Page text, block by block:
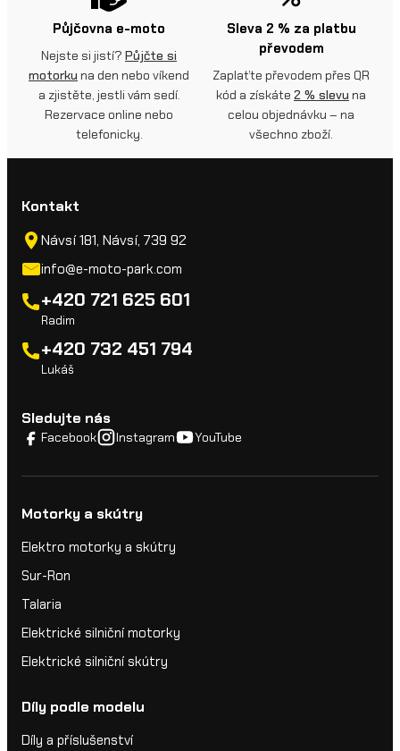
Půjčovna e-moto
Nejste si jistí? Půjčte si
motorku na den nebo víkend
a zjistěte, jestli vám sedí.
Rezervace online nebo
telefonicky.
Sleva 2 % za platbu
převodem
Zaplaťte převodem přes QR
kód a získáte 2 % slevu na
celou objednávku – na
všechno zboží.
Kontakt
Návsí 181, Návsí, 739 92
info@e-moto-park.com
+420 721 625 601
Radim
+420 732 451 794
Lukáš
Sledujte nás
Facebook Instagram YouTube
Motorky a skútry
Elektro motorky a skútry
Sur-Ron
Talaria
Elektrické silniční motorky
Elektrické silniční skútry
Díly podle modelu
Díly a příslušenství